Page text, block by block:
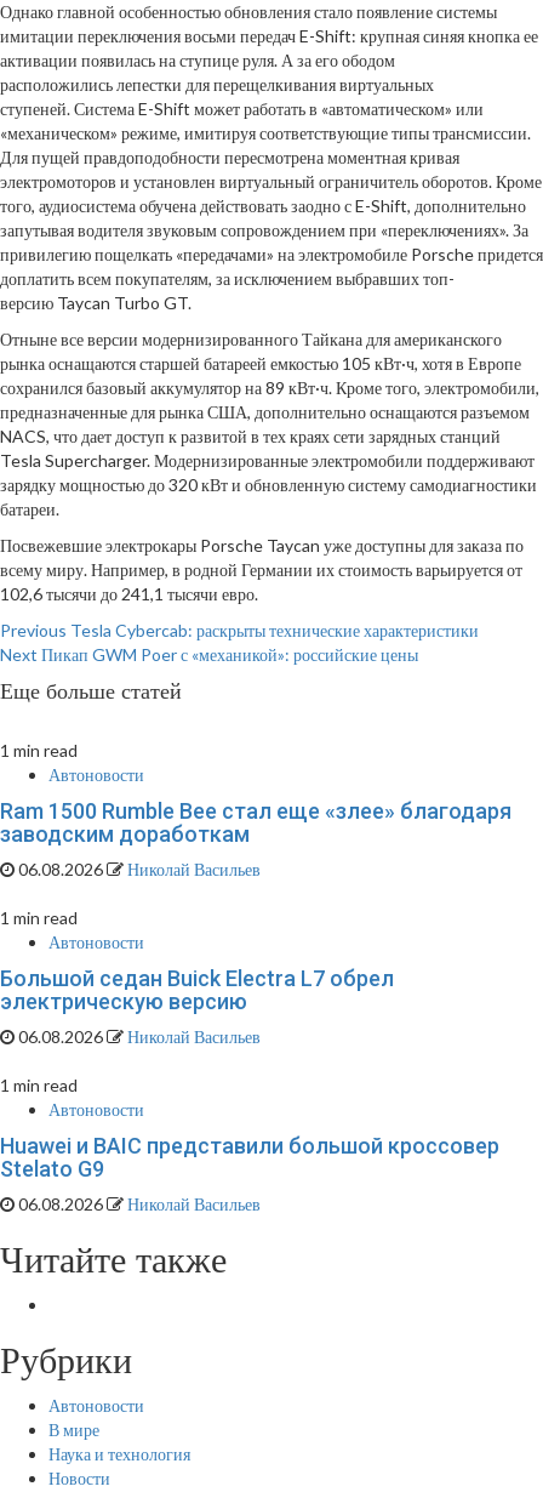
Однако главной особенностью обновления стало появление системы
имитации переключения восьми передач E-Shift: крупная синяя кнопка ее
активации появилась на ступице руля. А за его ободом
расположились лепестки для перещелкивания виртуальных
ступеней. Система E-Shift может работать в «автоматическом» или
«механическом» режиме, имитируя соответствующие типы трансмиссии.
Для пущей правдоподобности пересмотрена моментная кривая
электромоторов и установлен виртуальный ограничитель оборотов. Кроме
того, аудиосистема обучена действовать заодно с E-Shift, дополнительно
запутывая водителя звуковым сопровождением при «переключениях». За
привилегию пощелкать «передачами» на электромобиле Porsche придется
доплатить всем покупателям, за исключением выбравших топ-
версию Taycan Turbo GT.
Отныне все версии модернизированного Тайкана для американского
рынка оснащаются старшей батареей емкостью 105 кВт·ч, хотя в Европе
сохранился базовый аккумулятор на 89 кВт·ч. Кроме того, электромобили,
предназначенные для рынка США, дополнительно оснащаются разъемом
NACS, что дает доступ к развитой в тех краях сети зарядных станций
Tesla Supercharger. Модернизированные электромобили поддерживают
зарядку мощностью до 320 кВт и обновленную систему самодиагностики
батареи.
Посвежевшие электрокары Porsche Taycan уже доступны для заказа по
всему миру. Например, в родной Германии их стоимость варьируется от
102,6 тысячи до 241,1 тысячи евро.
Continue
Reading
Previous Tesla Cybercab: раскрыты технические характеристики
Next Пикап GWM Poer с «механикой»: российские цены
Еще больше статей
1 min read
Автоновости
Ram 1500 Rumble Bee стал еще «злее» благодаря
заводским доработкам
06.08.2026 Николай Васильев
1 min read
Автоновости
Большой седан Buick Electra L7 обрел
электрическую версию
06.08.2026 Николай Васильев
1 min read
Автоновости
Huawei и BAIC представили большой кроссовер
Stelato G9
06.08.2026 Николай Васильев
Читайте также
Рубрики
Автоновости
В мире
Наука и технология
Новости